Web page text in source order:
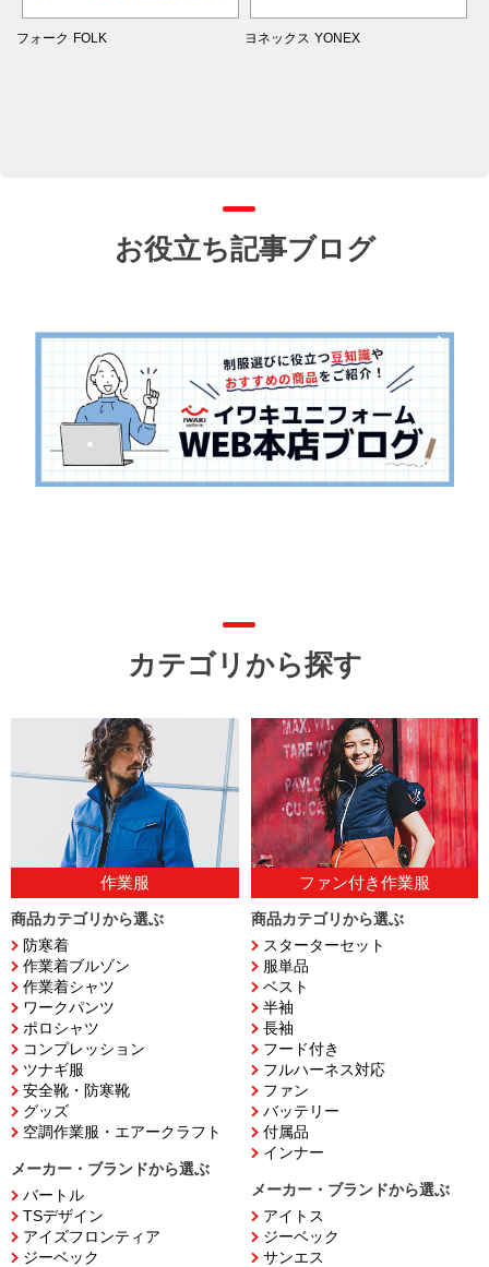
フォーク FOLK ヨネックス YONEX
お役立ち記事ブログ
カテゴリから探す
作業服
商品カテゴリから選ぶ
防寒着
作業着ブルゾン
作業着シャツ
ワークパンツ
ポロシャツ
コンプレッション
ツナギ服
安全靴・防寒靴
グッズ
空調作業服・エアークラフト
メーカー・ブランドから選ぶ
バートル
TSデザイン
アイズフロンティア
ジーベック
ファン付き作業服
商品カテゴリから選ぶ
スターターセット
服単品
ベスト
半袖
長袖
フード付き
フルハーネス対応
ファン
バッテリー
付属品
インナー
メーカー・ブランドから選ぶ
アイトス
ジーベック
サンエス